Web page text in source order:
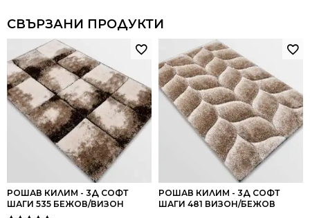
СВЪРЗАНИ ПРОДУКТИ
РОШАВ КИЛИМ - 3Д СОФТ
ШАГИ 535 БЕЖОВ/ВИЗОН
РОШАВ КИЛИМ - 3Д СОФТ
ШАГИ 481 ВИЗОН/БЕЖОВ